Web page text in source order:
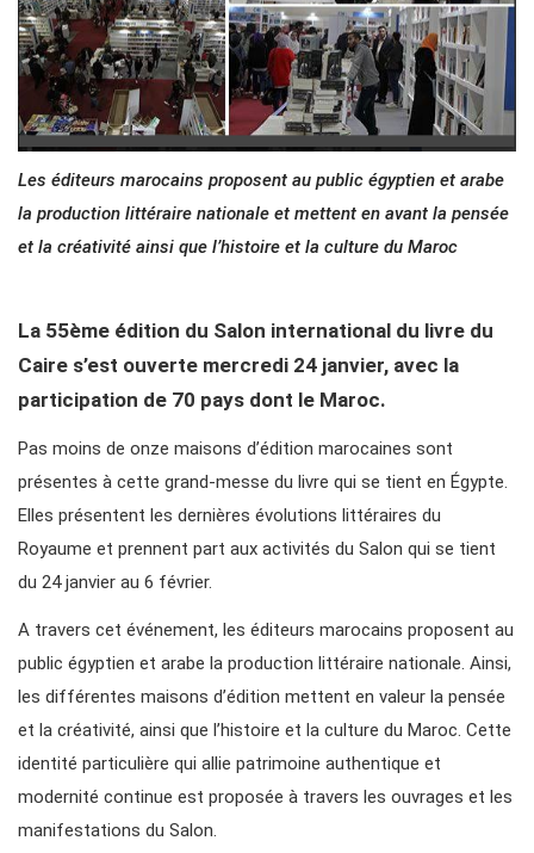
Les éditeurs marocains proposent au public égyptien et arabe
la production littéraire nationale et mettent en avant la pensée
et la créativité ainsi que l’histoire et la culture du Maroc
La 55ème édition du Salon international du livre du
Caire s’est ouverte mercredi 24 janvier, avec la
participation de 70 pays dont le Maroc.
Pas moins de onze maisons d’édition marocaines sont
présentes à cette grand-messe du livre qui se tient en Égypte.
Elles présentent les dernières évolutions littéraires du
Royaume et prennent part aux activités du Salon qui se tient
du 24 janvier au 6 février.
A travers cet événement, les éditeurs marocains proposent au
public égyptien et arabe la production littéraire nationale. Ainsi,
les différentes maisons d’édition mettent en valeur la pensée
et la créativité, ainsi que l’histoire et la culture du Maroc. Cette
identité particulière qui allie patrimoine authentique et
modernité continue est proposée à travers les ouvrages et les
manifestations du Salon.